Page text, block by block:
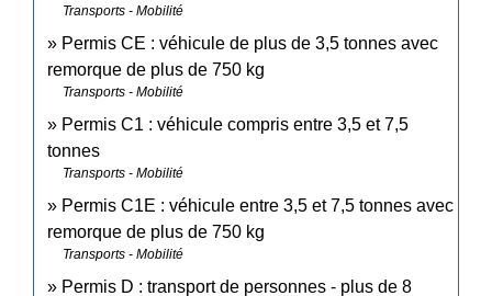
Transports - Mobilité
Permis CE : véhicule de plus de 3,5 tonnes avec
remorque de plus de 750 kg
Transports - Mobilité
Permis C1 : véhicule compris entre 3,5 et 7,5
tonnes
Transports - Mobilité
Permis C1E : véhicule entre 3,5 et 7,5 tonnes avec
remorque de plus de 750 kg
Transports - Mobilité
Permis D : transport de personnes - plus de 8